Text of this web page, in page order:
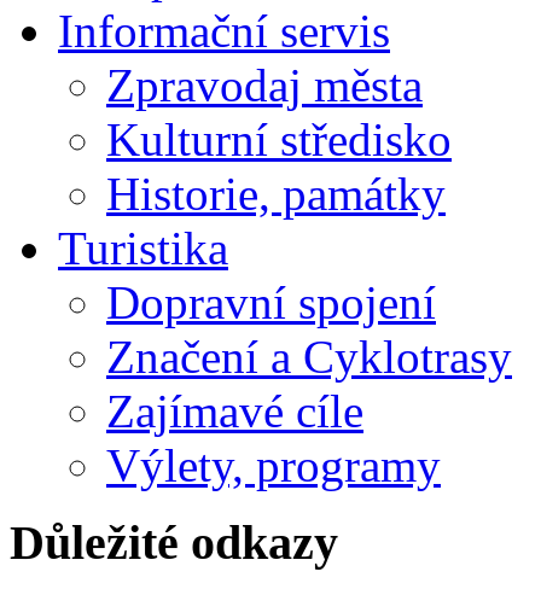
Informační servis
Zpravodaj města
Kulturní středisko
Historie, památky
Turistika
Dopravní spojení
Značení a Cyklotrasy
Zajímavé cíle
Výlety, programy
Důležité odkazy